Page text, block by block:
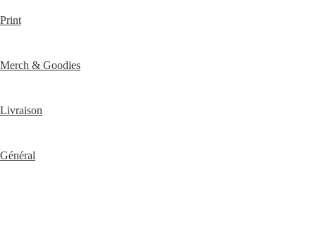
Print
Merch & Goodies
Livraison
Général